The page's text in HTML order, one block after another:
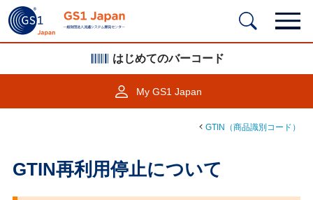
はじめてのバーコード
My GS1 Japan
GTIN（商品識別コード）
GTIN再利用停止について